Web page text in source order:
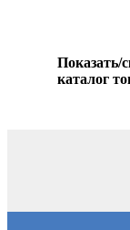
Показать/
каталог